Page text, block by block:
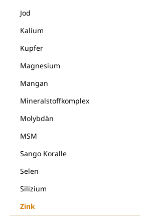
Jod
Kalium
Kupfer
Magnesium
Mangan
Mineralstoffkomplex
Molybdän
MSM
Sango Koralle
Selen
Silizium
Zink